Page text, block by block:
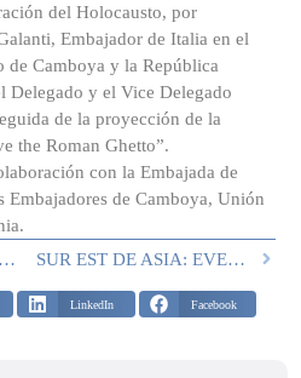
del Holocausto, por
Embajador de Italia en el
de Camboya y la República
Delegado y el Vice Delegado
de la proyección de la
the Roman Ghetto”.
con la Embajada de
Embajadores de Camboya, Unión
SPADA CUMPLE 90 AÑOS
SUR EST DE ASIA: EVENTO DEL 22 DE FEBRERO
LinkedIn Facebook